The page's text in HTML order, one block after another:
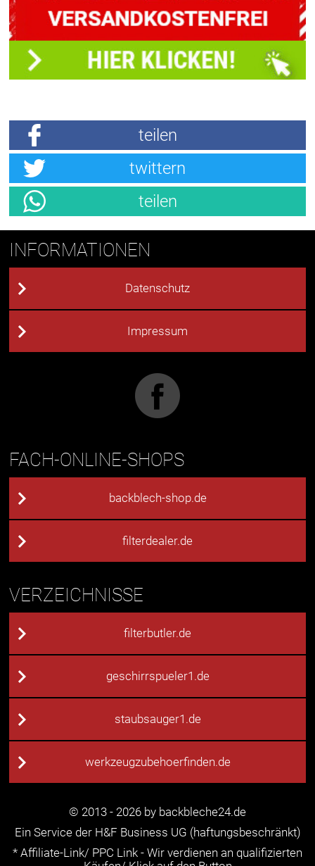
teilen
twittern
teilen
INFORMATIONEN
Datenschutz
Impressum
FACH-ONLINE-SHOPS
backblech-shop.de
filterdealer.de
VERZEICHNISSE
filterbutler.de
geschirrspueler1.de
staubsauger1.de
werkzeugzubehoerfinden.de
© 2013 - 2026 by backbleche24.de
Ein Service der H&F Business UG (haftungsbeschränkt)
* Affiliate-Link/ PPC Link - Wir verdienen an qualifizierten